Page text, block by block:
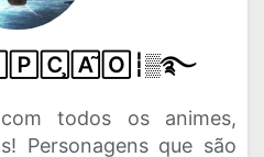
todos os animes,
Personagens que são